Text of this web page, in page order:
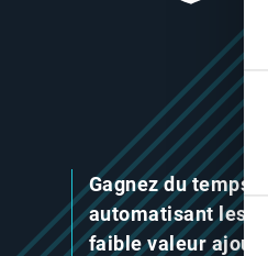
Gagnez du temps
automatisant les
faible valeur